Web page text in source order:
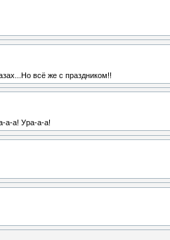
всё же с праздником!!
а-а! Ура-а-а!